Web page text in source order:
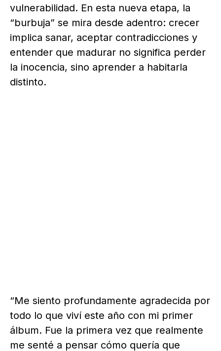
vulnerabilidad. En esta nueva etapa, la
“burbuja” se mira desde adentro: crecer
implica sanar, aceptar contradicciones y
entender que madurar no significa perder
la inocencia, sino aprender a habitarla
distinto.
“Me siento profundamente agradecida por
todo lo que viví este año con mi primer
álbum. Fue la primera vez que realmente
me senté a pensar cómo quería que